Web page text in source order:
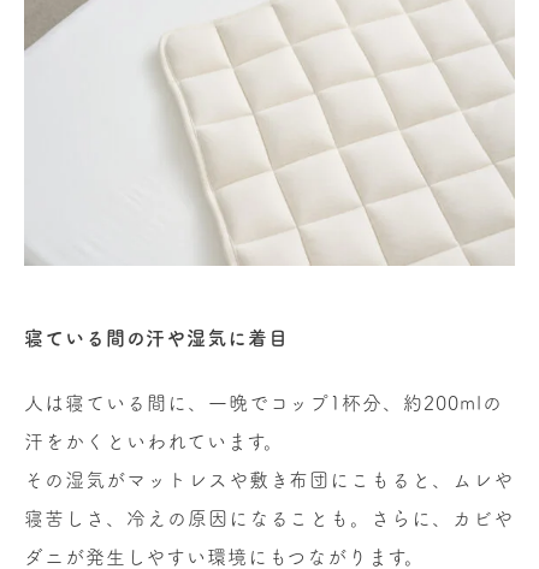
寝ている間の汗や湿気に着目
人は寝ている間に、一晩でコップ1杯分、約200mlの
汗をかくといわれています。
その湿気がマットレスや敷き布団にこもると、ムレや
寝苦しさ、冷えの原因になることも。さらに、カビや
ダニが発生しやすい環境にもつながります。